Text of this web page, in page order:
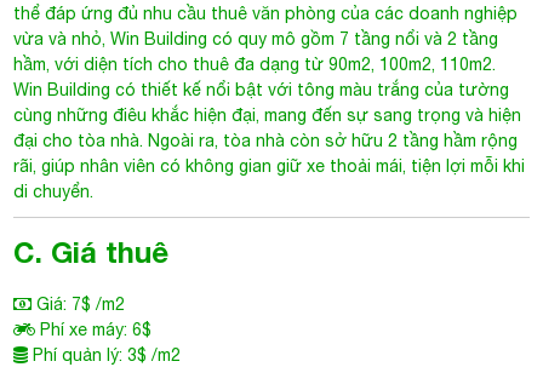
thể đáp ứng đủ nhu cầu thuê văn phòng của các doanh nghiệp
vừa và nhỏ, Win Building có quy mô gồm 7 tầng nổi và 2 tầng
hầm, với diện tích cho thuê đa dạng từ 90m2, 100m2, 110m2.
Win Building có thiết kế nổi bật với tông màu trắng của tường
cùng những điêu khắc hiện đại, mang đến sự sang trọng và hiện
đại cho tòa nhà. Ngoài ra, tòa nhà còn sở hữu 2 tầng hầm rộng
rãi, giúp nhân viên có không gian giữ xe thoải mái, tiện lợi mỗi khi
di chuyển.
C. Giá thuê
Giá: 7$ /m2
Phí xe máy: 6$
Phí quản lý: 3$ /m2